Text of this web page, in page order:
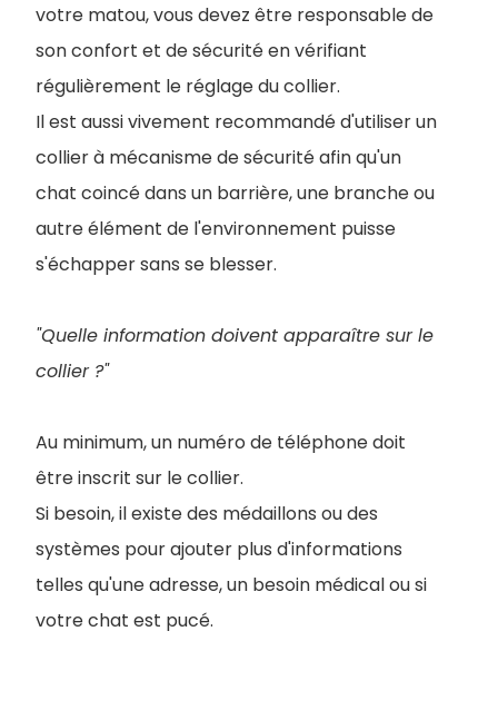
votre matou, vous devez être responsable de
son confort et de sécurité en vérifiant
régulièrement le réglage du collier.
Il est aussi vivement recommandé d'utiliser un
collier à mécanisme de sécurité afin qu'un
chat coincé dans un barrière, une branche ou
autre élément de l'environnement puisse
s'échapper sans se blesser.
"Quelle information doivent apparaître sur le
collier ?"
Au minimum, un numéro de téléphone doit
être inscrit sur le collier.
Si besoin, il existe des médaillons ou des
systèmes pour ajouter plus d'informations
telles qu'une adresse, un besoin médical ou si
votre chat est pucé.